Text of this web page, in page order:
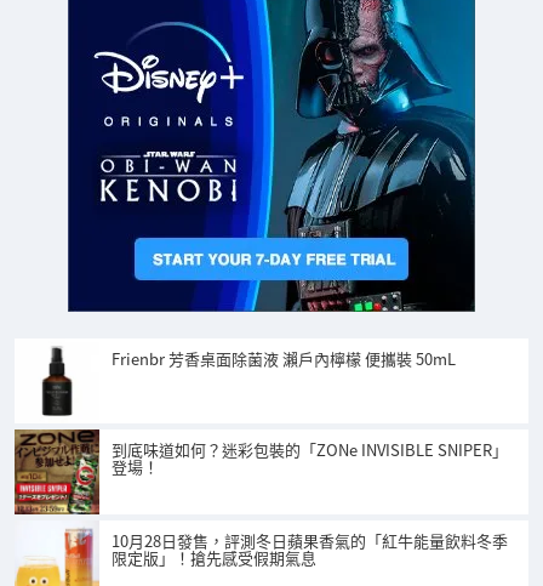
Frienbr 芳香桌面除菌液 瀨戶內檸檬 便攜裝 50mL
到底味道如何？迷彩包裝的「ZONe INVISIBLE SNIPER」
登場！
10月28日發售，評測冬日蘋果香氣的「紅牛能量飲料冬季
限定版」！搶先感受假期氣息